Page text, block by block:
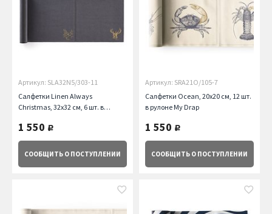
Артикул: SLA32N5/303-11
Салфетки Linen Always
Christmas, 32х32 см, 6 шт. в
1 550 руб.
СООБЩИТЬ О ПОСТУПЛЕНИИ
Артикул: SRA21O/105-7
Салфетки Ocean, 20х20 см, 12 шт.
в рулоне My Drap
1 550 руб.
СООБЩИТЬ О ПОСТУПЛЕНИИ